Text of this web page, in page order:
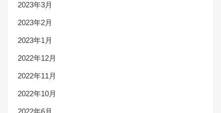
2023年3月
2023年2月
2023年1月
2022年12月
2022年11月
2022年10月